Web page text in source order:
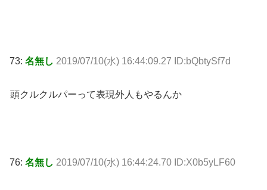
73: 名無し 2019/07/10(水) 16:44:09.27 ID:bQbtySf7d
頭クルクルパーって表現外人もやるんか
76: 名無し 2019/07/10(水) 16:44:24.70 ID:X0b5yLF60